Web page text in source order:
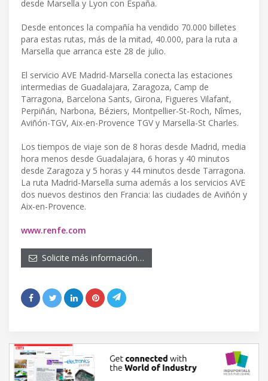
desde Marsella y Lyon con España.
Desde entonces la compañía ha vendido 70.000 billetes
para estas rutas, más de la mitad, 40.000, para la ruta a
Marsella que arranca este 28 de julio.
El servicio AVE Madrid-Marsella conecta las estaciones
intermedias de Guadalajara, Zaragoza, Camp de
Tarragona, Barcelona Sants, Girona, Figueres Vilafant,
Perpiñán, Narbona, Béziers, Montpellier-St-Roch, Nîmes,
Aviñón-TGV, Aix-en-Provence TGV y Marsella-St Charles.
Los tiempos de viaje son de 8 horas desde Madrid, media
hora menos desde Guadalajara, 6 horas y 40 minutos
desde Zaragoza y 5 horas y 44 minutos desde Tarragona.
La ruta Madrid-Marsella suma además a los servicios AVE
dos nuevos destinos den Francia: las ciudades de Aviñón y
Aix-en-Provence.
www.renfe.com
Solicite más información…